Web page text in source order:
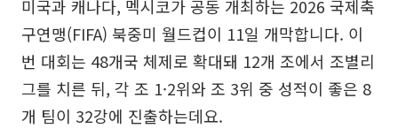
미국과 캐나다, 멕시코가 공동 개최하는 2026 국제축
구연맹(FIFA) 북중미 월드컵이 11일 개막합니다. 이
번 대회는 48개국 체제로 확대돼 12개 조에서 조별리
그를 치른 뒤, 각 조 1·2위와 조 3위 중 성적이 좋은 8
개 팀이 32강에 진출하는데요.